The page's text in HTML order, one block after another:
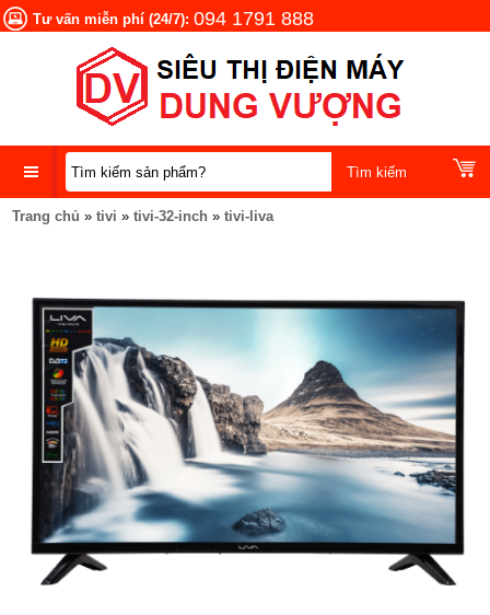
Tư vấn miễn phí (24/7): 094 1791 888
DANH
Trang chủ » tivi » tivi-32-inch » tivi-liva